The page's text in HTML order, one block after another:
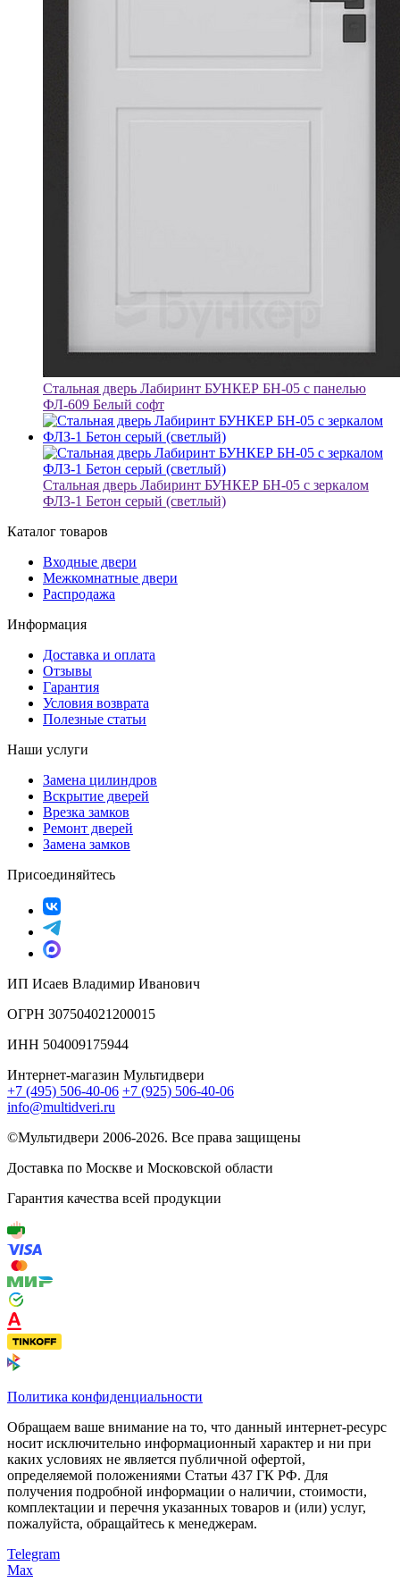
Стальная дверь Лабиринт БУНКЕР БН-05 с панелью
ФЛ-609 Белый софт
Стальная дверь Лабиринт БУНКЕР БН-05 с зеркалом
ФЛЗ-1 Бетон серый (светлый)
Каталог товаров
Входные двери
Межкомнатные двери
Распродажа
Информация
Доставка и оплата
Отзывы
Гарантия
Условия возврата
Полезные статьи
Наши услуги
Замена цилиндров
Вскрытие дверей
Врезка замков
Ремонт дверей
Замена замков
Присоединяйтесь
ИП Исаев Владимир Иванович
ОГРН 307504021200015
ИНН 504009175944
Интернет-магазин Мультидвери
+7 (495) 506-40-06 +7 (925) 506-40-06
info@multidveri.ru
©Мультидвери ‎2006-2026. Все права защищены
Доставка по Москве и Московской области
Гарантия качества всей продукции
Политика конфиденциальности
Обращаем ваше внимание на то, что данный интернет-ресурс
носит исключительно информационный характер и ни при
каких условиях не является публичной офертой,
определяемой положениями Статьи 437 ГК РФ. Для
получения подробной информации о наличии, стоимости,
комплектации и перечня указанных товаров и (или) услуг,
пожалуйста, обращайтесь к менеджерам.
Telegram
Max